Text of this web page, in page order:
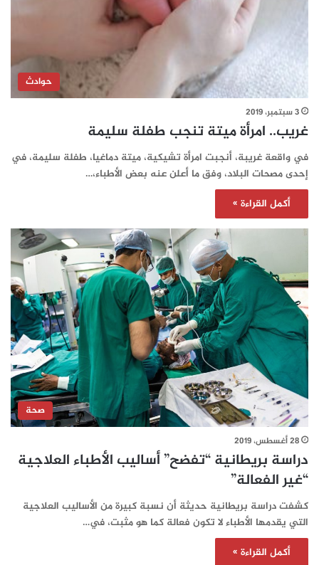
حوادث
3 سبتمبر، 2019
غريب.. امرأة ميتة تنجب طفلة سليمة
في واقعة غريبة، أنجبت امرأة تشيكية، ميتة دماغيا، طفلة سليمة، في
إحدى مصحات البلاد، وفق ما أعلن عنه بعض الأطباء،…
أكمل القراءة »
صحة
28 أغسطس، 2019
دراسة بريطانية “تفضح” أساليب الأطباء العلاجية
“غير الفعالة”
كشفت دراسة بريطانية حديثة أن نسبة كبيرة من الأساليب العلاجية
التي يقدمها الأطباء لا تكون فعالة كما هو مثبت، في…
أكمل القراءة »